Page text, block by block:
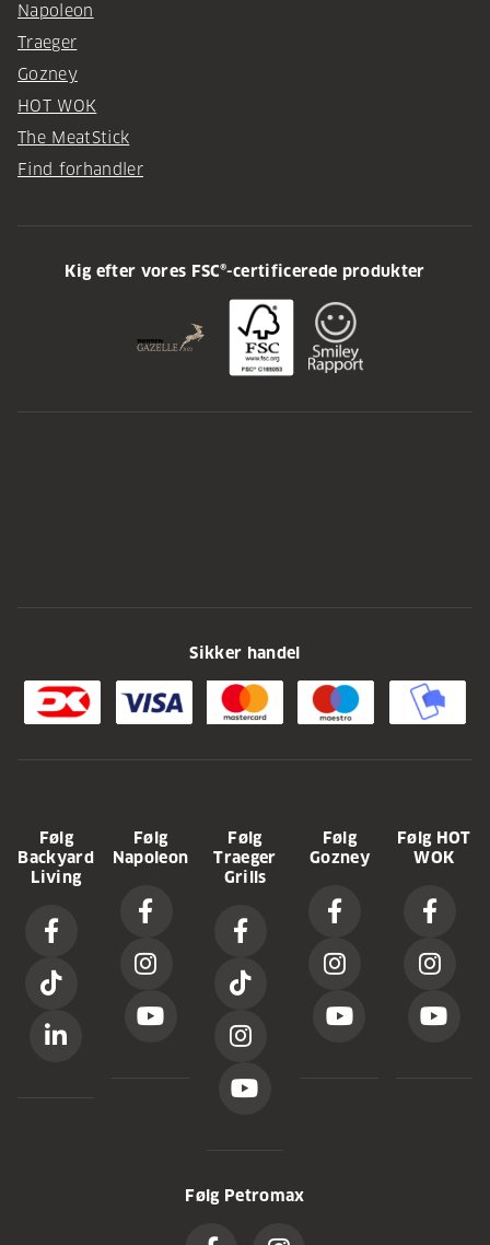
Napoleon
Traeger
Gozney
HOT WOK
The MeatStick
Find forhandler
Kig efter vores FSC®-certificerede produkter
Sikker handel
Følg
Backyard
Living
Følg
Napoleon
Følg
Traeger
Grills
Følg
Gozney
Følg HOT
WOK
Følg Petromax